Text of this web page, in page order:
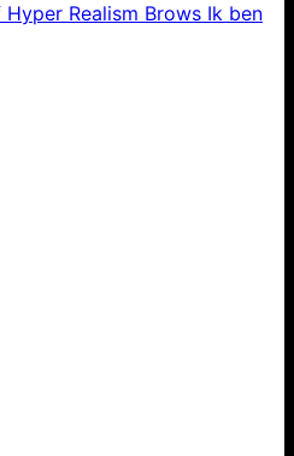
Realism Brows Ik ben